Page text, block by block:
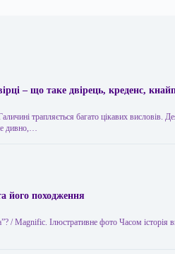
– що таке двірець, креденс,
трапляється багато цікавих висловів.
дивно,…
його походження
/ Magnific. Ілюстративне фото Часом історія